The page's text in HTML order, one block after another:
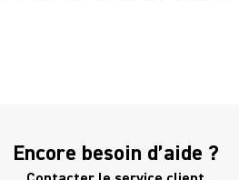
Encore besoin d’aide ?